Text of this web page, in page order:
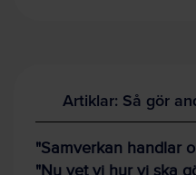
Artiklar: Så gör
"Samverkan handlar
"Nu vet vi hur vi ska